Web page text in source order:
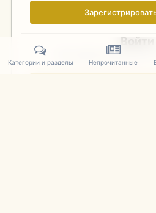
Войти
Уже зарегистрированы?
Категории и разделы Непрочитанные